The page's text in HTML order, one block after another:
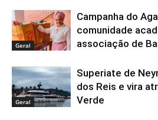
Geral
Campanha do
comunidade
associação de
Geral
Superiate de
dos Reis e vira
Verde